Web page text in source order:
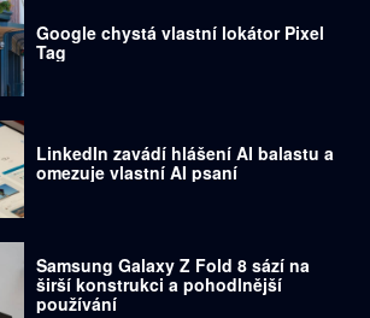
Google chystá vlastní lokátor Pixel
Tag
LinkedIn zavádí hlášení AI balastu a
omezuje vlastní AI psaní
Samsung Galaxy Z Fold 8 sází na
širší konstrukci a pohodlnější
používání